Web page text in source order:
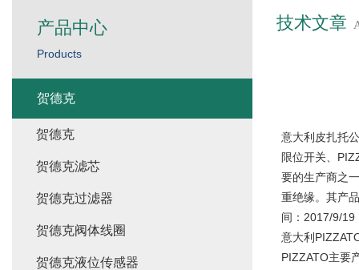
技术文章
意大利皮扎托
限位开关、
要的生产商之
重绝缘。其产
间：2017/9/19
意大利
PIZZATO主要
产品中心
Products
贺德克
贺德克
贺德克滤芯
贺德克过滤器
贺德克阀体线圈
贺德克液位传感器